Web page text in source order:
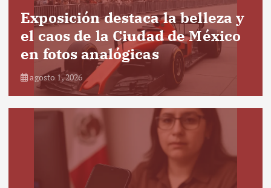
Exposición destaca la belleza y
el caos de la Ciudad de México
en fotos analógicas
agosto 1, 2026